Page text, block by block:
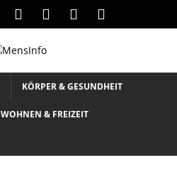
KÖRPER & GESUNDHEIT
WOHNEN & FREIZEIT